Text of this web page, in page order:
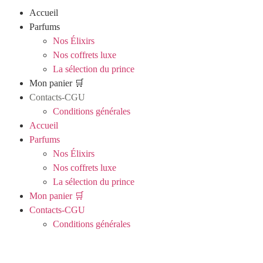
Accueil
Parfums
Nos Élixirs
Nos coffrets luxe
La sélection du prince
Mon panier 🛒
Contacts-CGU
Conditions générales
Accueil
Parfums
Nos Élixirs
Nos coffrets luxe
La sélection du prince
Mon panier 🛒
Contacts-CGU
Conditions générales